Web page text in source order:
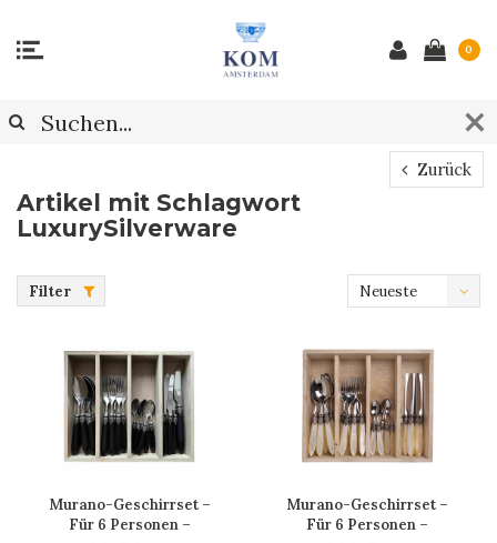
0
Zurück
Artikel mit Schlagwort
LuxurySilverware
Filter
Neueste
Murano-Geschirrset –
Für 6 Personen –
Murano-Geschirrset –
Für 6 Personen –